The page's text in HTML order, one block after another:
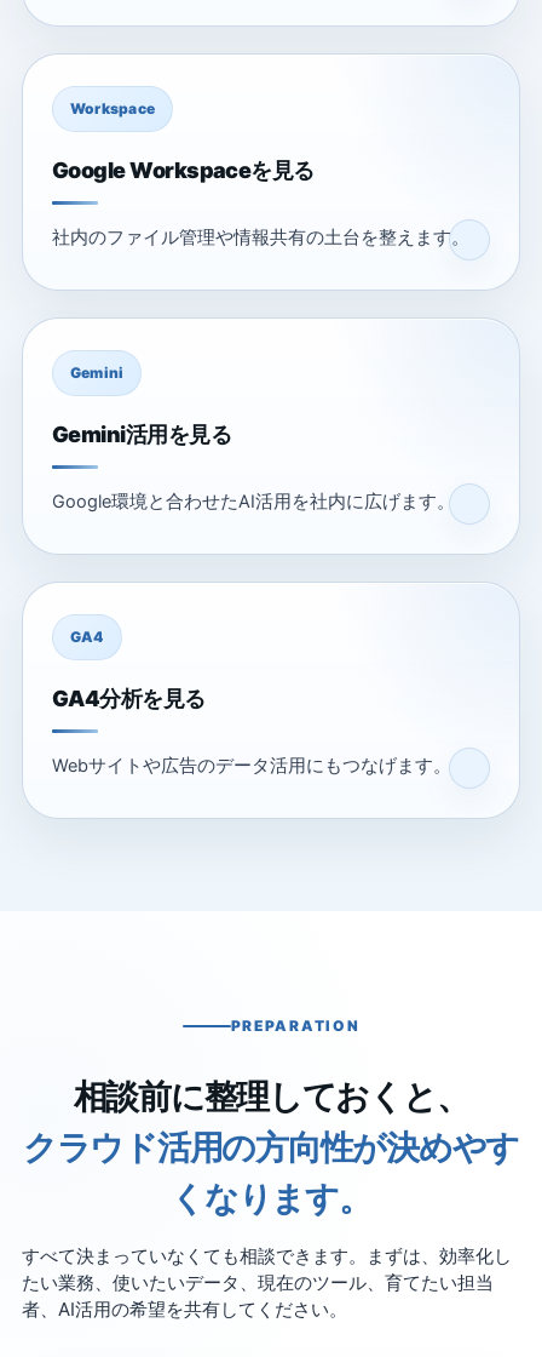
Workspace
Google Workspaceを見る
社内のファイル管理や情報共有の土台を整えます。
Gemini
Gemini活用を見る
Google環境と合わせたAI活用を社内に広げます。
GA4
GA4分析を見る
Webサイトや広告のデータ活用にもつなげます。
PREPARATION
相談前に整理しておくと、
クラウド活用の方向性が決めやす
くなります。
すべて決まっていなくても相談できます。まずは、効率化し
たい業務、使いたいデータ、現在のツール、育てたい担当
者、AI活用の希望を共有してください。